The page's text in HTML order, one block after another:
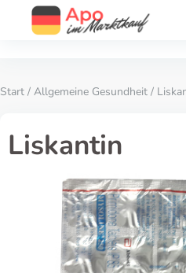
Start / Allgemeine Gesundheit /
Liskantin